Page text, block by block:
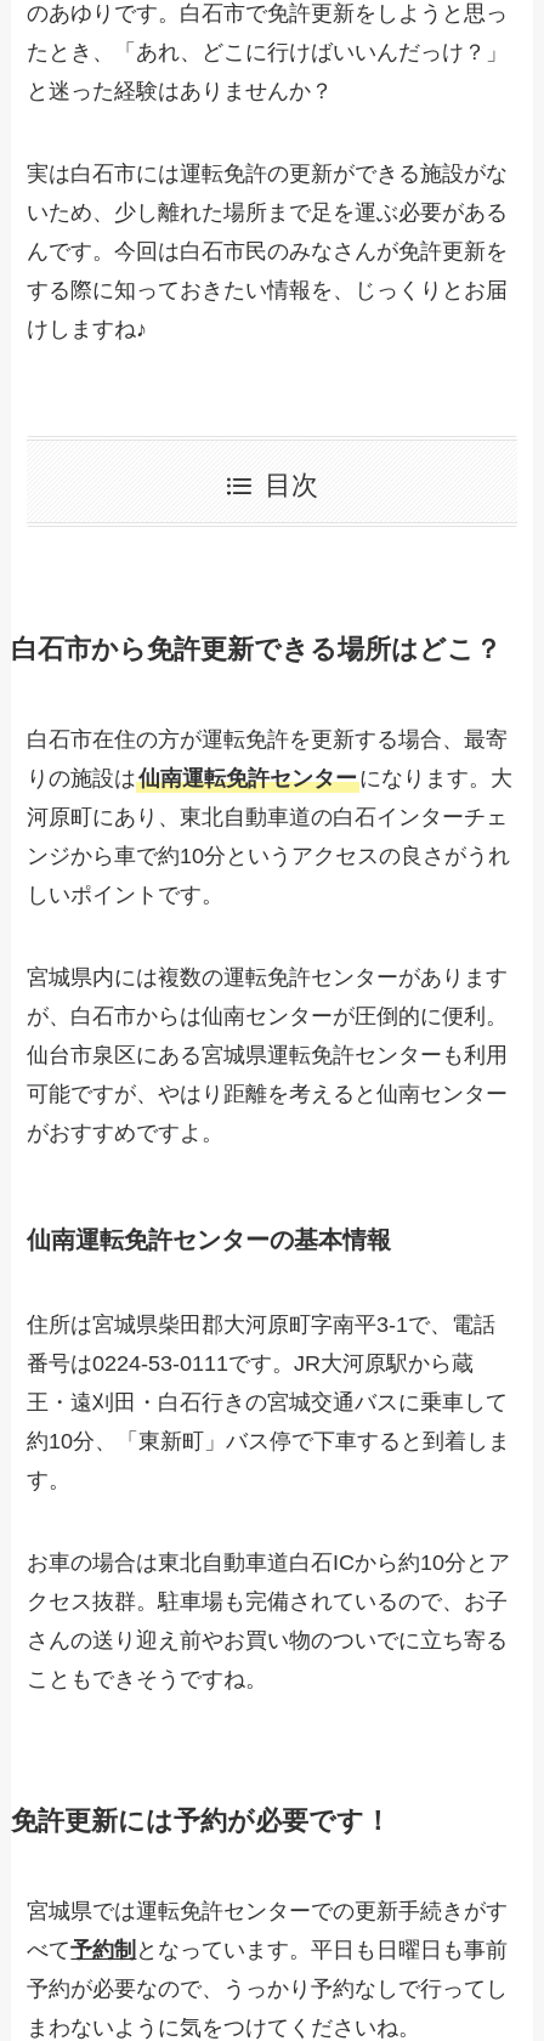
のあゆりです。白石市で免許更新をしようと思っ
たとき、「あれ、どこに行けばいいんだっけ？」
と迷った経験はありませんか？
実は白石市には運転免許の更新ができる施設がな
いため、少し離れた場所まで足を運ぶ必要がある
んです。今回は白石市民のみなさんが免許更新を
する際に知っておきたい情報を、じっくりとお届
けしますね♪
目次
白石市から免許更新できる場所はどこ？
白石市在住の方が運転免許を更新する場合、最寄
りの施設は仙南運転免許センターになります。大
河原町にあり、東北自動車道の白石インターチェ
ンジから車で約10分というアクセスの良さがうれ
しいポイントです。
宮城県内には複数の運転免許センターがあります
が、白石市からは仙南センターが圧倒的に便利。
仙台市泉区にある宮城県運転免許センターも利用
可能ですが、やはり距離を考えると仙南センター
がおすすめですよ。
仙南運転免許センターの基本情報
住所は宮城県柴田郡大河原町字南平3-1で、電話
番号は0224-53-0111です。JR大河原駅から蔵
王・遠刈田・白石行きの宮城交通バスに乗車して
約10分、「東新町」バス停で下車すると到着しま
す。
お車の場合は東北自動車道白石ICから約10分とア
クセス抜群。駐車場も完備されているので、お子
さんの送り迎え前やお買い物のついでに立ち寄る
こともできそうですね。
免許更新には予約が必要です！
宮城県では運転免許センターでの更新手続きがす
べて予約制 となっています。平日も日曜日も事前
予約が必要なので、うっかり予約なしで行ってし
まわないように気をつけてくださいね。